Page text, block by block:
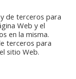
Inicio
de terceros para
Web y el
en la misma.
terceros para
sitio Web.